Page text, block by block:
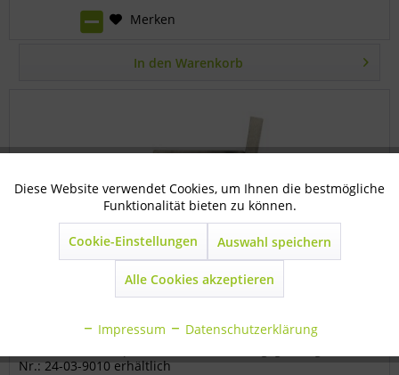
In den Warenkorb
Merken
Spülleitungsschieber Ø125 NIRO
Niro-Schieber "alleine" zum Anbringen an einer Betonwand
Nr.: 24-03-9010 erhältlich
Technisch notwendig Aktiv
Marketing Inaktiv
Inaktiv
Sonstige
Diese Website verwendet Cookies, um Ihnen die bestmögliche
Funktionalität bieten zu können.
Cookie-Einstellungen Auswahl speichern
Alle Cookies akzeptieren
Impressum Datenschutzerklärung